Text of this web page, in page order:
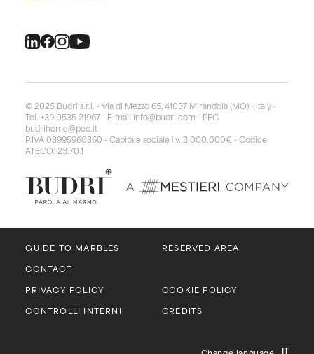
© 2025 Budri s.r.l. - Via di Mezzo 65, 41037 Mirandola (MO) - Italy -
Tel. +39 0535 21967 - E-mail info@budri.com - PEC
budrihome@pec.it
P.IVA 03995960360 - Capitale sociale i.v. 3.000.000€ - Codice
ATECO: 23.70.1
GUIDE TO MARBLES
RESERVED AREA
CONTACT
PRIVACY POLICY
COOKIE POLICY
CONTROLLI INTERNI
CREDITS
IT